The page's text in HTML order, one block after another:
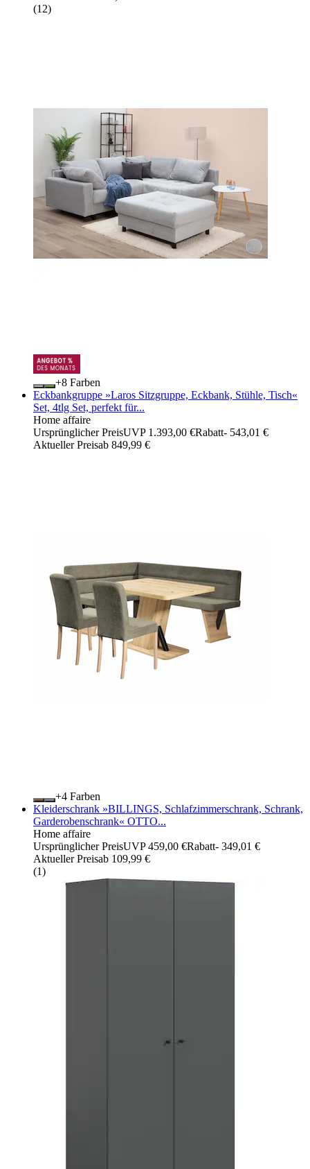
(12)
+
Farben
Eckbankgruppe »Laros Sitzgruppe, Eckbank, Stühle, Tisch«
Set, 4tlg Set, perfekt für...
Home affaire
Ursprünglicher PreisUVP 1.393,00 €Rabatt- 543,01 €
Aktueller Preisab 849,99 €
+
Farben
Kleiderschrank »BILLINGS, Schlafzimmerschrank, Schrank,
Garderobenschrank« OTTO...
Home affaire
Ursprünglicher PreisUVP 459,00 €Rabatt- 349,01 €
Aktueller Preisab 109,99 €
(1)